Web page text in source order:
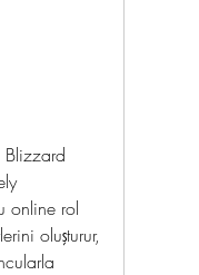
Blizzard
online rol
oluşturur,